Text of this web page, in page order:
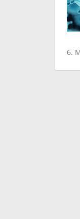
6.